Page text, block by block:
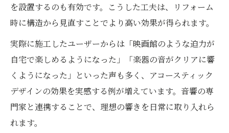
リフォームで美しい響きを生む設計ポイン
ト
吸音材選びと配置のリフォーム実践例
口コミで話題の音響設計リフォーム事例紹
介
アコースティックエンジニアリング応用の設
計術
を設置するのも有効です。こうした工夫は、リフォーム
時に構造から見直すことでより高い効果が得られます。
実際に施工したユーザーからは「映画館のような迫力が
自宅で楽しめるようになった」「楽器の音がクリアに響
くようになった」といった声も多く、アコースティック
デザインの効果を実感する例が増えています。音響の専
門家と連携することで、理想の響きを日常に取り入れら
れます。